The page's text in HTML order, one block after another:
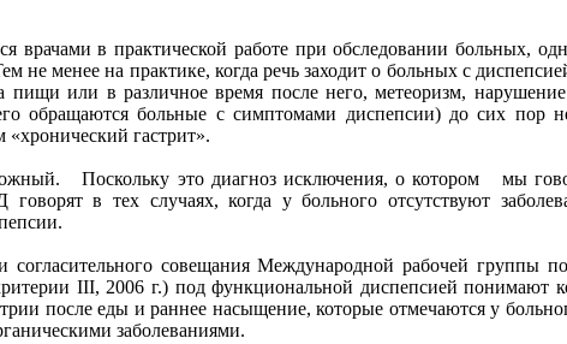
врачами в практической работе при обследовании больных,
не менее на практике, когда речь заходит о больных с
или в различное время после него, метеоризм,
обращаются больные с симптомами диспепсии) до сих
«хронический гастрит».
Поскольку это диагноз исключения, о котором мы
в тех случаях, когда у больного отсутствуют
согласительного совещания Международной рабочей группы
III, 2006 г.) под функциональной диспепсией
после еды и раннее насыщение, которые отмечаются у
заболеваниями.